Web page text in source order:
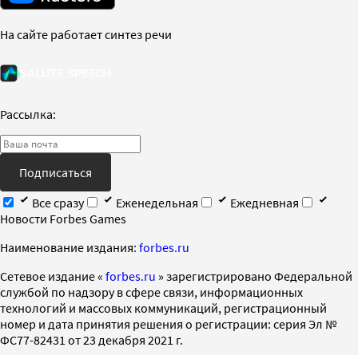
На сайте работает синтез речи
Рассылка:
Подписаться
Все сразу
Еженедельная
Ежедневная
Новости Forbes Games
Наименование издания: forbes.ru
Cетевое издание « forbes.ru » зарегистрировано Федеральной
службой по надзору в сфере связи, информационных
технологий и массовых коммуникаций, регистрационный
номер и дата принятия решения о регистрации: серия Эл №
ФС77-82431 от 23 декабря 2021 г.